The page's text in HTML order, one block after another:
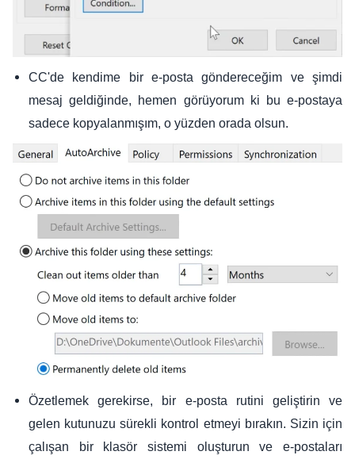
CC'de kendime bir e-posta göndereceğim ve şimdi
mesaj geldiğinde, hemen görüyorum ki bu e-postaya
sadece kopyalanmışım, o yüzden orada olsun.
Özetlemek gerekirse, bir e-posta rutini geliştirin ve
gelen kutunuzu sürekli kontrol etmeyi bırakın. Sizin için
çalışan bir klasör sistemi oluşturun ve e-postaları